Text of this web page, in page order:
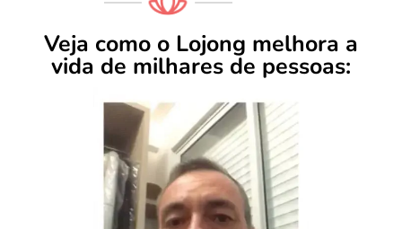
Veja como o Lojong melhora a
vida de milhares de pessoas: